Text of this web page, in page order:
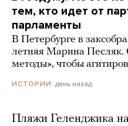
тем, кто идет от
парламенты
В Петербурге в
летняя Марина Песляк.
методы», чтобы
ИСТОРИИ день назад
Пляжи Геленджика